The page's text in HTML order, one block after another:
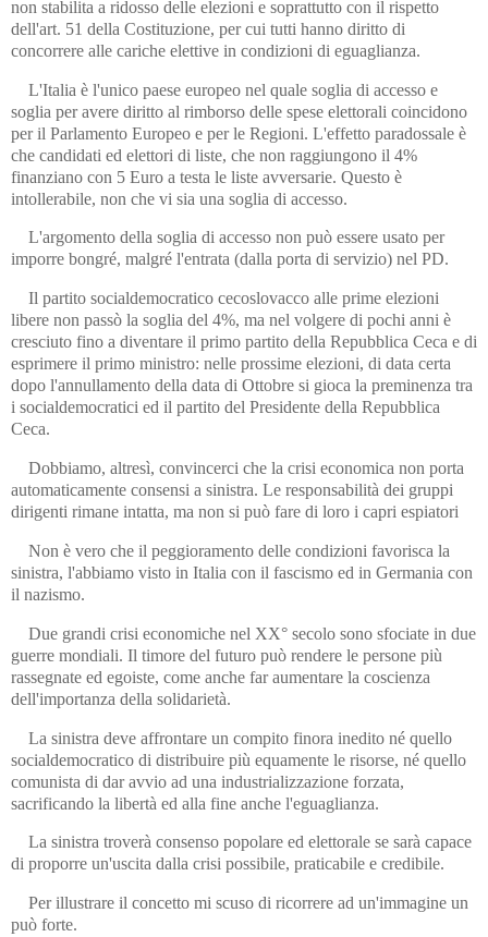
non stabilita a ridosso delle elezioni e soprattutto con il rispetto
dell'art. 51 della Costituzione, per cui tutti hanno diritto di
concorrere alle cariche elettive in condizioni di eguaglianza.
L'Italia è l'unico paese europeo nel quale soglia di accesso e
soglia per avere diritto al rimborso delle spese elettorali coincidono
per il Parlamento Europeo e per le Regioni. L'effetto paradossale è
che candidati ed elettori di liste, che non raggiungono il 4%
finanziano con 5 Euro a testa le liste avversarie. Questo è
intollerabile, non che vi sia una soglia di accesso.
L'argomento della soglia di accesso non può essere usato per
imporre bongré, malgré l'entrata (dalla porta di servizio) nel PD.
Il partito socialdemocratico cecoslovacco alle prime elezioni
libere non passò la soglia del 4%, ma nel volgere di pochi anni è
cresciuto fino a diventare il primo partito della Repubblica Ceca e di
esprimere il primo ministro: nelle prossime elezioni, di data certa
dopo l'annullamento della data di Ottobre si gioca la preminenza tra
i socialdemocratici ed il partito del Presidente della Repubblica
Ceca.
Dobbiamo, altresì, convincerci che la crisi economica non porta
automaticamente consensi a sinistra. Le responsabilità dei gruppi
dirigenti rimane intatta, ma non si può fare di loro i capri espiatori
Non è vero che il peggioramento delle condizioni favorisca la
sinistra, l'abbiamo visto in Italia con il fascismo ed in Germania con
il nazismo.
Due grandi crisi economiche nel XX° secolo sono sfociate in due
guerre mondiali. Il timore del futuro può rendere le persone più
rassegnate ed egoiste, come anche far aumentare la coscienza
dell'importanza della solidarietà.
La sinistra deve affrontare un compito finora inedito né quello
socialdemocratico di distribuire più equamente le risorse, né quello
comunista di dar avvio ad una industrializzazione forzata,
sacrificando la libertà ed alla fine anche l'eguaglianza.
La sinistra troverà consenso popolare ed elettorale se sarà capace
di proporre un'uscita dalla crisi possibile, praticabile e credibile.
Per illustrare il concetto mi scuso di ricorrere ad un'immagine un
può forte.